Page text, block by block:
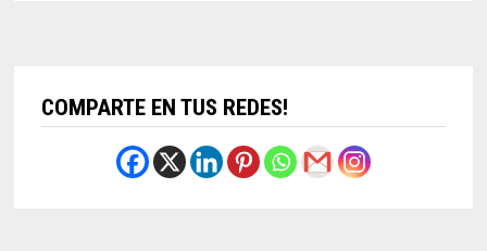
COMPARTE EN TUS REDES!